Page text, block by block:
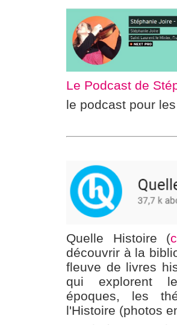
Le Podcast de
le podcast pour
Quelle Histoire (
découvrir à la
fleuve de livres
qui explorent
époques, les
l'Histoire (photos